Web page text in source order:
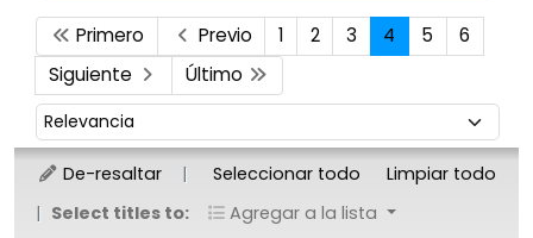
Ordenar
Primero Previo 1 2 3 4 5
6
Siguiente
Último
Ordenar por:
De-resaltar Seleccionar todo
Limpiar todo
Select titles to:
Agregar a la lista